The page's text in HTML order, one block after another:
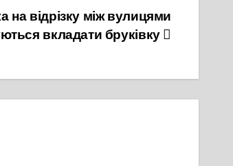
відрізку між вулицями
вкладати бруківку